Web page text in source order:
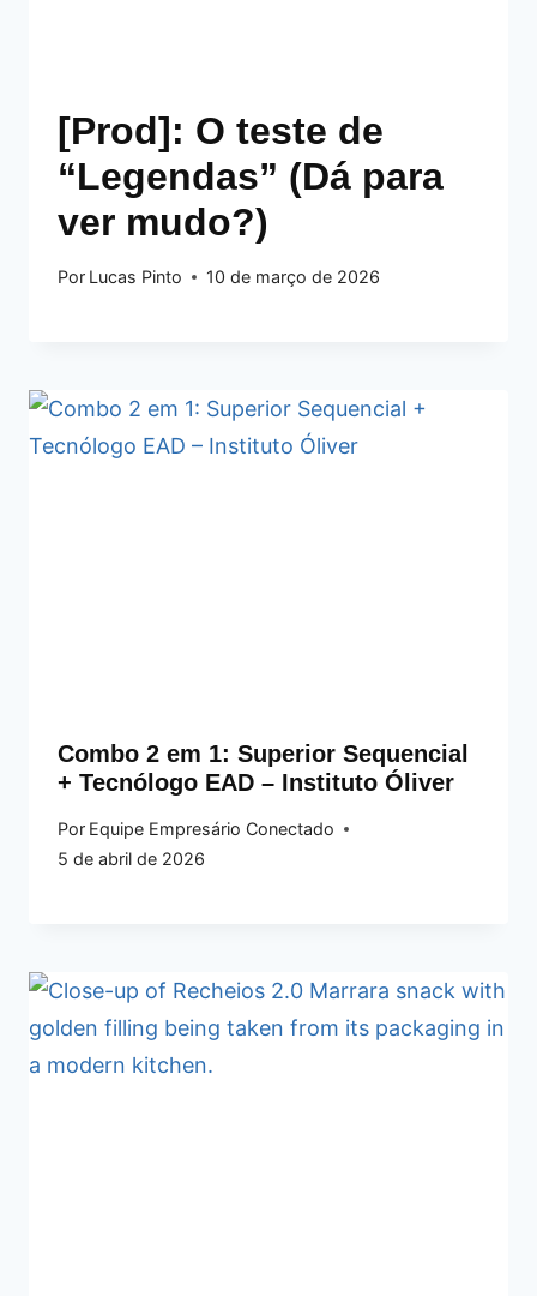
[Prod]: O teste de
“Legendas” (Dá para
ver mudo?)
Por Lucas Pinto 10 de março de 2026
Combo 2 em 1: Superior Sequencial
+ Tecnólogo EAD – Instituto Óliver
Por Equipe Empresário Conectado
5 de abril de 2026